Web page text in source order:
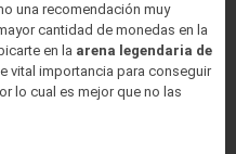
una recomendación muy
cantidad de monedas en la
en la arena legendaria de
vital importancia para conseguir
lo cual es mejor que no las